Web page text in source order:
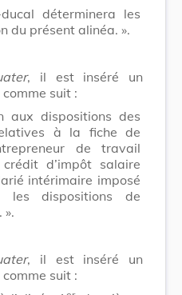
déterminera les
du présent alinéa. ».
, il est inséré un
suit :
aux dispositions des
à la fiche de
de travail
d’impôt salaire
intérimaire imposé
les dispositions de
».
, il est inséré un
suit :